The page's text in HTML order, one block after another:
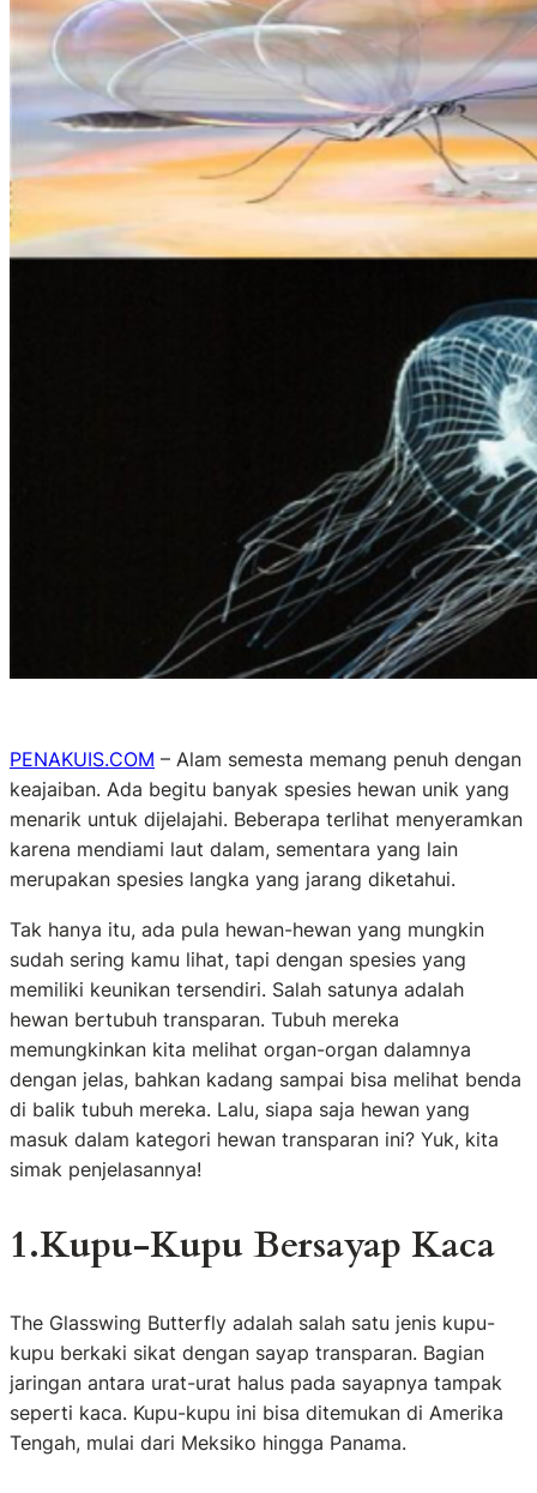
PENAKUIS.COM – Alam semesta memang penuh dengan
keajaiban. Ada begitu banyak spesies hewan unik yang
menarik untuk dijelajahi. Beberapa terlihat menyeramkan
karena mendiami laut dalam, sementara yang lain
merupakan spesies langka yang jarang diketahui.
Tak hanya itu, ada pula hewan-hewan yang mungkin
sudah sering kamu lihat, tapi dengan spesies yang
memiliki keunikan tersendiri. Salah satunya adalah
hewan bertubuh transparan. Tubuh mereka
memungkinkan kita melihat organ-organ dalamnya
dengan jelas, bahkan kadang sampai bisa melihat benda
di balik tubuh mereka. Lalu, siapa saja hewan yang
masuk dalam kategori hewan transparan ini? Yuk, kita
simak penjelasannya!
1.Kupu-Kupu Bersayap Kaca
The Glasswing Butterfly adalah salah satu jenis kupu-
kupu berkaki sikat dengan sayap transparan. Bagian
jaringan antara urat-urat halus pada sayapnya tampak
seperti kaca. Kupu-kupu ini bisa ditemukan di Amerika
Tengah, mulai dari Meksiko hingga Panama.